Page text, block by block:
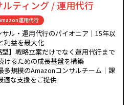
ティング / 運用代行
運用代行
サル・運用代行のパイオニア｜15年以
利益を最大化
型】戦略立案だけでなく運用代行まで
けるための成長基盤を構築
多規模のAmazonコンサルチーム｜課
適な支援をご提供